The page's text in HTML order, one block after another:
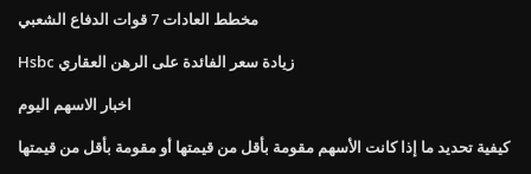
مخطط العادات 7 قوات الدفاع الشعبي
Hsbc زيادة سعر الفائدة على الرهن العقاري
اخبار الاسهم اليوم
كيفية تحديد ما إذا كانت الأسهم مقومة بأقل من قيمتها أو مقومة بأقل من قيمتها